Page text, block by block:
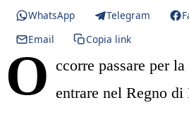
WhatsApp Telegram
Email
Copia link
O ccorre passare per
entrare nel Regno di